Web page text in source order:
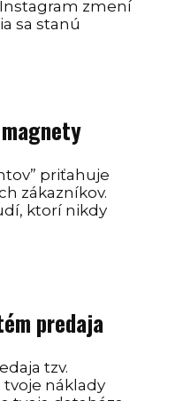
zmení
sa stanú
priťahuje
zákazníkov.
ktorí nikdy
predaja
tzv.
tvoje náklady